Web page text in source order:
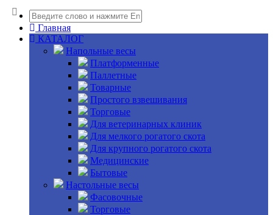
Главная
КАТАЛОГ
Напольные весы
Платформенные
Паллетные
Товарные
Простого взвешивания
Торговые
Для ветеринарных клиник
Для мелкого рогатого скота
Для крупного рогатого скота
Медицинские
Бытовые
Настольные весы
Фасовочные
Торговые